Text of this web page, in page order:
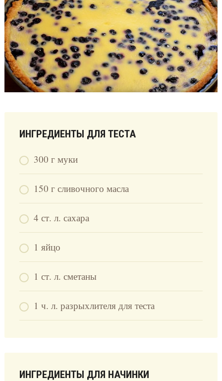
ИНГРЕДИЕНТЫ ДЛЯ ТЕСТА
300 г муки
150 г сливочного масла
4 ст. л. сахара
1 яйцо
1 ст. л. сметаны
1 ч. л. разрыхлителя для теста
ИНГРЕДИЕНТЫ ДЛЯ НАЧИНКИ